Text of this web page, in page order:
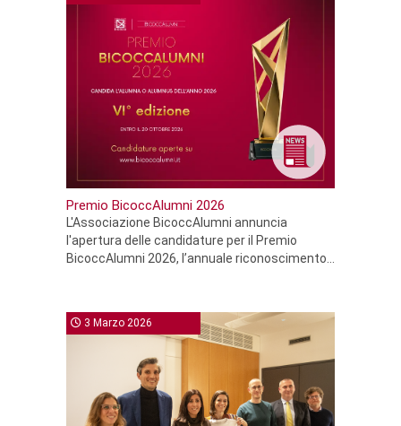
Premio BicoccAlumni 2026
L'Associazione BicoccAlumni annuncia
l'apertura delle candidature per il Premio
BicoccAlumni 2026, l’annuale riconoscimento...
3 Marzo 2026